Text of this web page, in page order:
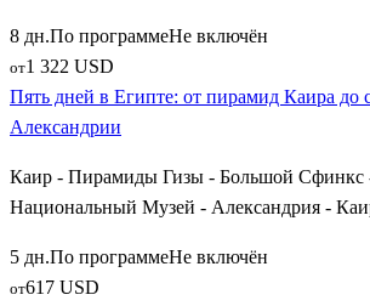
8 дн.По программеНе включён
от1 322 USD
Пять дней в Египте: от пирамид Каира до
Александрии
Каир - Пирамиды Гизы - Большой Сфинкс
Национальный Музей - Александрия -
5 дн.По программеНе включён
от617 USD